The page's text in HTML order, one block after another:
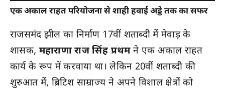
एक अकाल राहत परियोजना से शाही हवाई अड्डे तक का सफर
राजसमंद झील का निर्माण 17वीं शताब्दी में मेवाड़ के
शासक, महाराणा राज सिंह प्रथमने एक अकाल राहत
कार्य के रूप में करवाया था। लेकिन 20वीं शताब्दी की
शुरुआत में, ब्रिटिश साम्राज्य ने अपने विशाल क्षेत्रों को